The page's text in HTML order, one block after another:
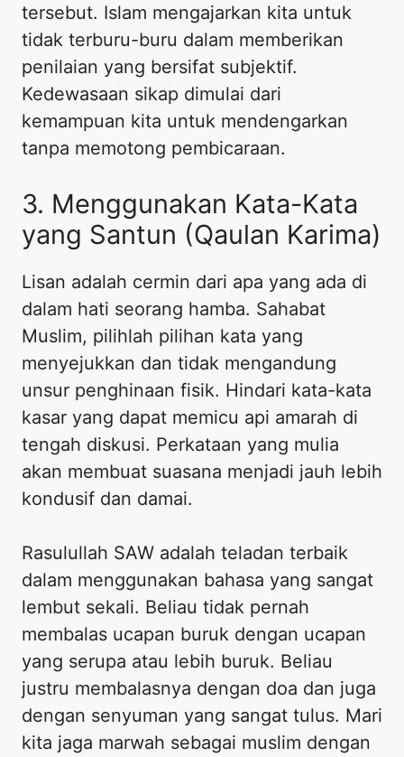
tersebut. Islam mengajarkan kita untuk
tidak terburu-buru dalam memberikan
penilaian yang bersifat subjektif.
Kedewasaan sikap dimulai dari
kemampuan kita untuk mendengarkan
tanpa memotong pembicaraan.
3. Menggunakan Kata-Kata
yang Santun (Qaulan Karima)
Lisan adalah cermin dari apa yang ada di
dalam hati seorang hamba. Sahabat
Muslim, pilihlah pilihan kata yang
menyejukkan dan tidak mengandung
unsur penghinaan fisik. Hindari kata-kata
kasar yang dapat memicu api amarah di
tengah diskusi. Perkataan yang mulia
akan membuat suasana menjadi jauh lebih
kondusif dan damai.
Rasulullah SAW adalah teladan terbaik
dalam menggunakan bahasa yang sangat
lembut sekali. Beliau tidak pernah
membalas ucapan buruk dengan ucapan
yang serupa atau lebih buruk. Beliau
justru membalasnya dengan doa dan juga
dengan senyuman yang sangat tulus. Mari
kita jaga marwah sebagai muslim dengan